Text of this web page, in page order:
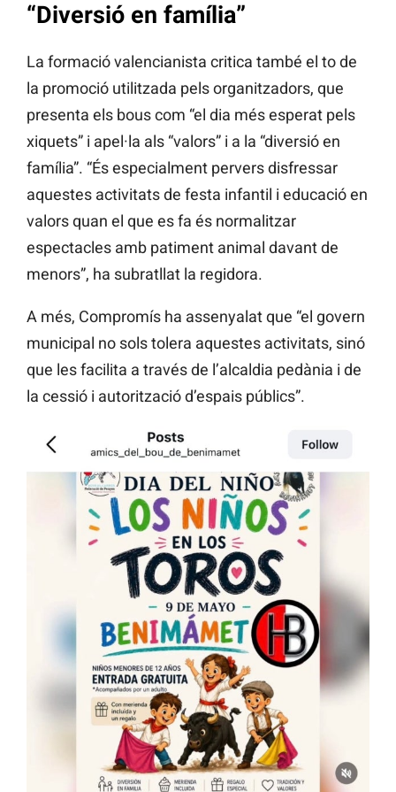
“Diversió en família”
La formació valencianista critica també el to de
la promoció utilitzada pels organitzadors, que
presenta els bous com “el dia més esperat pels
xiquets” i apel·la als “valors” i a la “diversió en
família”. “És especialment pervers disfressar
aquestes activitats de festa infantil i educació en
valors quan el que es fa és normalitzar
espectacles amb patiment animal davant de
menors”, ha subratllat la regidora.
A més, Compromís ha assenyalat que “el govern
municipal no sols tolera aquestes activitats, sinó
que les facilita a través de l’alcaldia pedània i de
la cessió i autorització d’espais públics”.